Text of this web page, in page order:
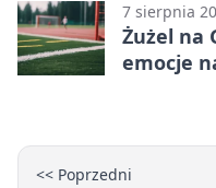
7 sierpnia
Żużel na
emocje
<< Poprzedni